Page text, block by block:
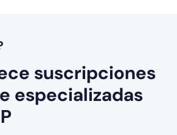
suscripciones
especializadas